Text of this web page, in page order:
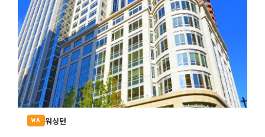
WA 워싱턴